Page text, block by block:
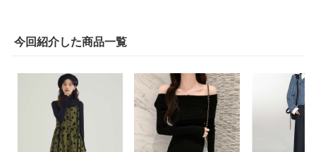
今回紹介した商品一覧